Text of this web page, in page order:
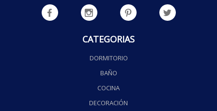
CATEGORIAS
DORMITORIO
BAÑO
COCINA
DECORACIÓN